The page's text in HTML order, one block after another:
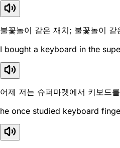
불꽃놀이 같은 재치; 불꽃놀이
I bought a keyboard in the
어제 저는 슈퍼마켓에서 키보드
he once studied keyboard